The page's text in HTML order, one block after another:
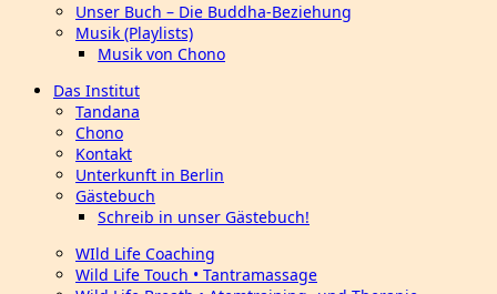
Unser Buch – Die Buddha-Beziehung
Musik (Playlists)
Musik von Chono
Das Institut
Tandana
Chono
Kontakt
Unterkunft in Berlin
Gästebuch
Schreib in unser Gästebuch!
WIld Life Coaching
Wild Life Touch • Tantramassage